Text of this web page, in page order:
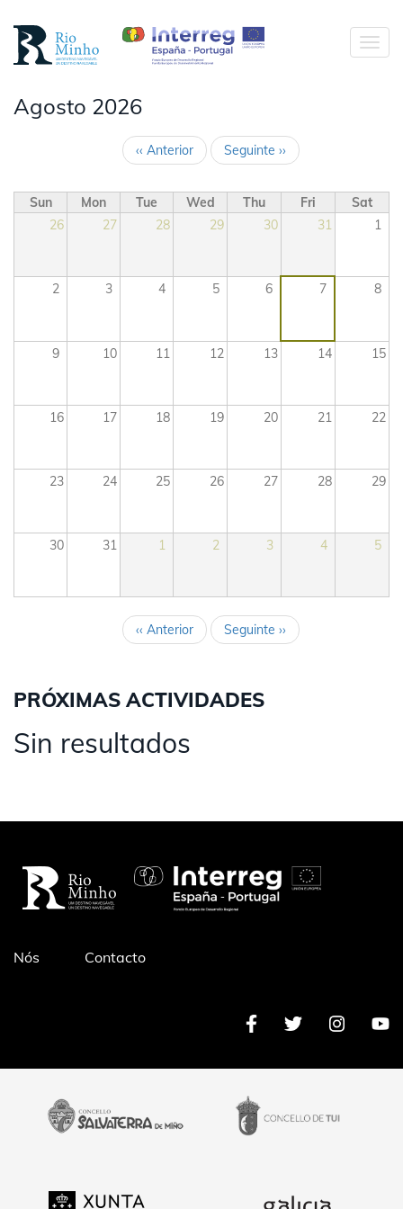
contido
contido
principal
Agosto 2026
‹‹ Anterior Seguinte ››
Sun Mon Tue Wed Thu Fri
Sat
26
27 28 29 30 31 1
2 3 4 5 6 7 8
9 10 11 12 13 14 15
16 17 18 19 20 21 22
23 24 25 26 27 28 29
30 31 1 2 3 4 5
‹‹ Anterior Seguinte ››
PRÓXIMAS ACTIVIDADES
Sin resultados
Pé
Nós Contacto